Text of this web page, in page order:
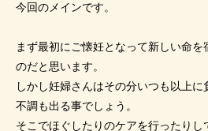
今回のメインです。
まず最初にご懐妊となって新しい命
のだと思います。
しかし妊婦さんはその分いつも以上
不調も出る事でしょう。
そこでほぐしたりのケアを行ったり